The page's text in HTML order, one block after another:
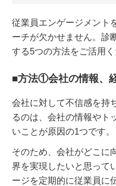
従業員エンゲージメント
ーチが欠かせません。診
する5つの方法をご活用く
■方法①会社の情報、
会社に対して不信感を持
るのは、会社の情報やト
いことが原因の1つです。
そのため、会社がどこに
界を実現したいと思って
ージを定期的に従業員に